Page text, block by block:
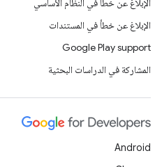
الإبلاغ عن خطأ في النظام الأساسي
الإبلاغ عن خطأ في المستندات
Google Play support
المشاركة في الدراسات البحثية
Android